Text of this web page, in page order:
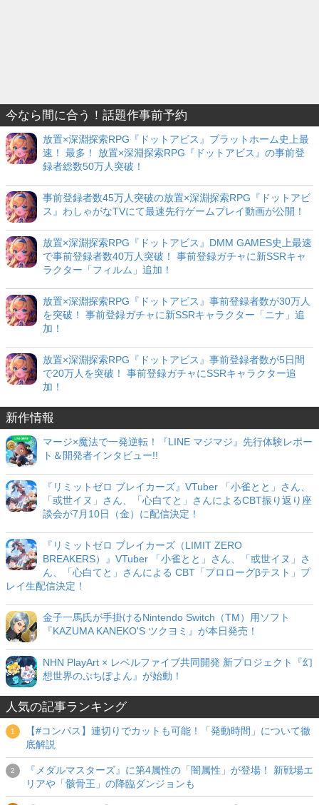
今なら間に合う！話題作事前予約
放置×深淵探索RPG『ドットアビス』プラットホーム史上最
速！ 最多！ 放置×深淵探索RPG『ドットアビス』の事前登
録者総数50万人突破！
事前登録者数45万人突破の放置×深淵探索RPG『ドットアビ
ス』わしゃがなTVにて最速先行ゲームプレイ動画が公開！
放置×深淵探索RPG『ドットアビス』DMM GAMES史上最速
で事前登録者数40万人突破！ 事前登録ガチャに新SSRキャ
ラクター「フィルム」追加！
放置×深淵探索RPG『ドットアビス』事前登録者数が30万人
を突破！ 事前登録ガチャに新SSRキャラクター「ニナ」追
加！
放置×深淵探索RPG『ドットアビス』事前登録者数が5日間
で20万人を突破！ 事前登録ガチャにSSRキャラクター追
加！
新作情報
マージ×魔法で一発逆転！『LINE マジマジ』先行体験レポー
ト＆開発者インタビュー!!
『リミットゼロ ブレイカーズ』VTuber 「小雀とと」さん、
「或世イヌ」さん、「心白てと」さんによるCBT振り返り座
談会が7月10日（金）に配信決定！
『リミットゼロ ブレイカーズ（LIMIT ZERO
BREAKERS）』VTuber 「小雀とと」さん、「或世イヌ」さ
ん、「心白てと」さんによる CBT「プロローグβテスト」プ
レイ生配信決定！
金子一馬氏が手掛けるNintendo Switch（TM）用ソフト
『KAZUMA KANEKO'S ツクヨミ』が本日発売！
NHN PlayArt × レベルファイブ共同開発 新プロジェクト『幻
想世界のぷちぽよん』が始動！
人気の記事ランキング
【#コンパス】連切りでカットも可能！「発動時間」について徹
底解説
『メダルマスターズ』に第4属性の「闇属性」が登場！ 新戦場エ
リアや「骸骨王」の降臨ダンジョンも